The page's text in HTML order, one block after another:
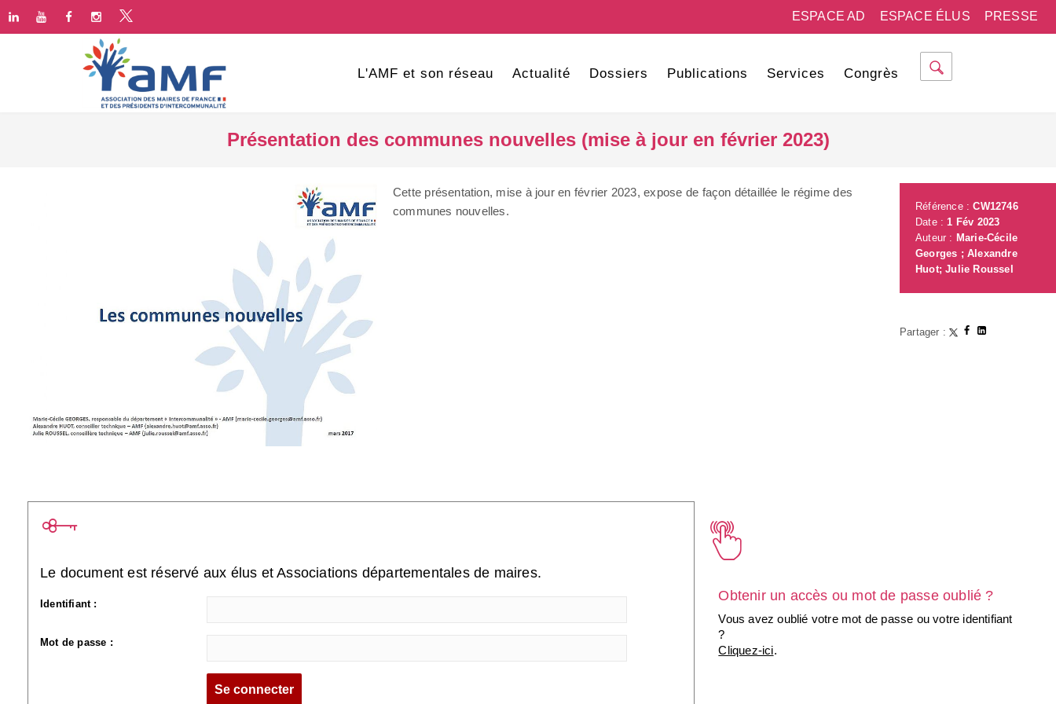
PRESSE
ESPACE ÉLUS
ESPACE AD
L'AMF et son réseau Actualité Dossiers Publications Services Congrès
Présentation des communes nouvelles (mise à jour en février 2023)
Cette présentation, mise à jour en février 2023, expose de façon détaillée le régime des
communes nouvelles.
Référence :CW12746
Date :1 Fév 2023
Auteur : Marie-Cécile
Georges ; Alexandre
Huot; Julie Roussel
Partager :
Le document est réservé aux élus et Associations départementales de maires.
Identifiant :
Mot de passe :
Obtenir un accès ou mot de passe oublié ?
Vous avez oublié votre mot de passe ou votre identifiant
?
Cliquez-ici.